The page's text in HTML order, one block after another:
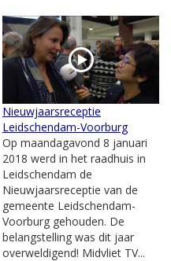
Nieuwjaarsreceptie
Leidschendam-Voorburg
Op maandagavond 8 januari
2018 werd in het raadhuis in
Leidschendam de
Nieuwjaarsreceptie van de
gemeente Leidschendam-
Voorburg gehouden. De
belangstelling was dit jaar
overweldigend! Midvliet TV...